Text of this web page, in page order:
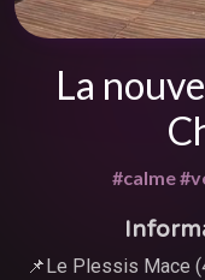
La
#calme
📌Le Plessis Mace